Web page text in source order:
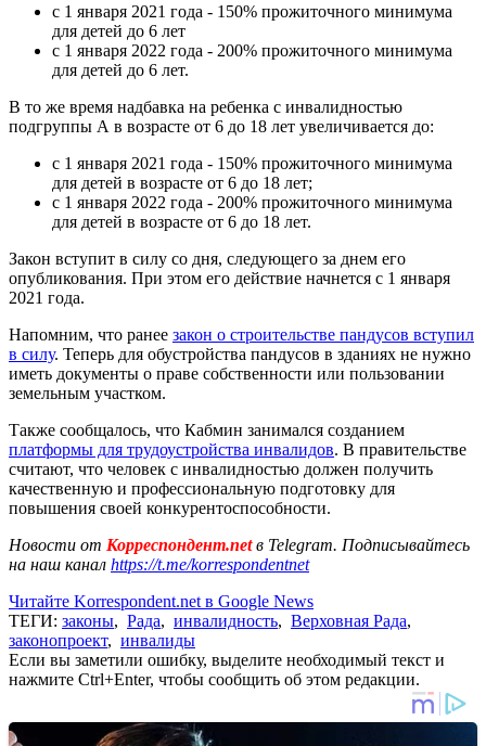
с 1 января 2021 года - 150% прожиточного минимума
для детей до 6 лет
с 1 января 2022 года - 200% прожиточного минимума
для детей до 6 лет.
В то же время надбавка на ребенка с инвалидностью
подгруппы А в возрасте от 6 до 18 лет увеличивается до:
с 1 января 2021 года - 150% прожиточного минимума
для детей в возрасте от 6 до 18 лет;
с 1 января 2022 года - 200% прожиточного минимума
для детей в возрасте от 6 до 18 лет.
Закон вступит в силу со дня, следующего за днем ​​его
опубликования. При этом его действие начнется с 1 января
2021 года.
Напомним, что ранее закон о строительстве пандусов вступил
в силу. Теперь для обустройства пандусов в зданиях не нужно
иметь документы о праве собственности или пользовании
земельным участком.
Также сообщалось, что Кабмин занимался созданием
платформы для трудоустройства инвалидов. В правительстве
считают, что человек с инвалидностью должен получить
качественную и профессиональную подготовку для
повышения своей конкурентоспособности.
Новости от Корреспондент.netв Telegram. Подписывайтесь
на наш канал https://t.me/korrespondentnet
Читайте Korrespondent.net в Google News
ТЕГИ: законы, Рада, инвалидность, Верховная Рада,
законопроект, инвалиды
Если вы заметили ошибку, выделите необходимый текст и
нажмите Ctrl+Enter, чтобы сообщить об этом редакции.